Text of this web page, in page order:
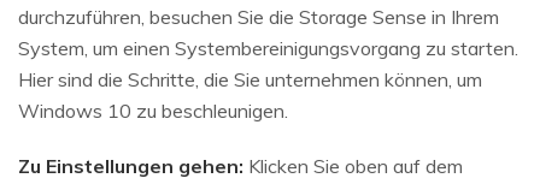
durchzuführen, besuchen Sie die Storage Sense in Ihrem
System, um einen Systembereinigungsvorgang zu starten.
Hier sind die Schritte, die Sie unternehmen können, um
Windows 10 zu beschleunigen.
Zu Einstellungen gehen: Klicken Sie oben auf dem